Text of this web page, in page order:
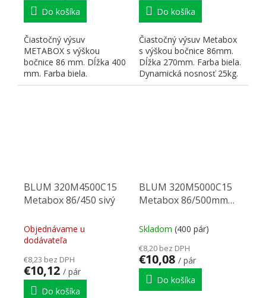
Do košíka
Čiastočný výsuv
METABOX s výškou
bočnice 86 mm. Dĺžka 400
mm. Farba biela.
Dynamická nosnosť 25 kg.
Do košíka
Čiastočný výsuv Metabox
s výškou bočnice 86mm.
Dĺžka 270mm. Farba biela.
Dynamická nosnosť 25kg.
Čelné príchytky: na...
BLUM 320M4500C15
Metabox 86/450 sivý
Objednávame u
dodávateľa
€8,23 bez DPH
€10,12 / pár
Do košíka
BLUM 320M5000C15
Metabox 86/500mm
Skladom (400 pár)
€8,20 bez DPH
€10,08 / pár
Do košíka